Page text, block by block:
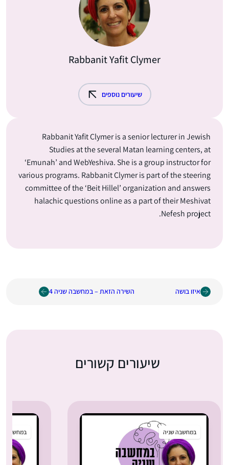
Rabbanit Yafit Clymer
שיעורים נוספים
Rabbanit Yafit Clymer is a senior lecturer in Jewish
Studies at the several Matan learning centers, at
‘Emunah’ and WebYeshiva. She is a group instructor for
various programs. Rabbanit Clymer is part of the steering
committee of the ‘Beit Hillel’ organization and answers
halachic questions online as a part of their Meshivat
Nefesh project.
איזו בושה השירה הזאת – במחשבה שניה 4
שיעורים קשורים
במחשבה שניה במחשבה